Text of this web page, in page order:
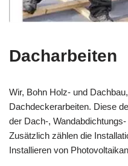
Dacharbeiten
Wir, Bohn Holz- und
Dachdeckerarbeiten. Diese
der Dach-,
Zusätzlich zählen die
Installieren von